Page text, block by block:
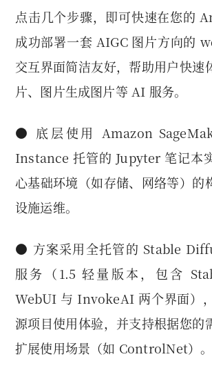
点击几个步骤，即可快速在您的
成功部署一套 AIGC 图片方向的
交互界面简洁友好，帮助用户快速
片、图片生成图片等 AI 服务。
● 底层使用 Amazon
Instance 托管的 Jupyter 笔记本
心基础环境（如存储、网络等）的
设施运维。
● 方案采用全托管的 Stable
服务（1.5 轻量版本，包含
WebUI 与 InvokeAI 两个界面）
源项目使用体验，并支持根据您的
扩展使用场景（如 ControlNet）。